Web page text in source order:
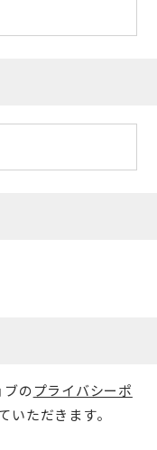
のプライバシーポ
いただきます。